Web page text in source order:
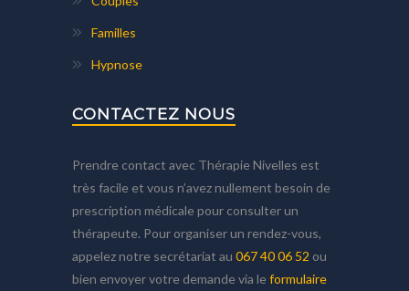
Familles
Hypnose
CONTACTEZ NOUS
Prendre contact avec Thérapie Nivelles est
très facile et vous n’avez nullement besoin de
prescription médicale pour consulter un
thérapeute. Pour organiser un rendez-vous,
appelez notre secrétariat au 067 40 06 52 ou
bien envoyer votre demande via le formulaire